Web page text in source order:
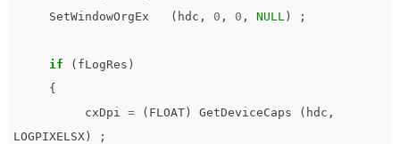
SetWindowOrgEx
( hdc , 0 , 0 , NULL ) ;
if ( fLogRes )
{
cxDpi = ( FLOAT ) GetDeviceCaps ( hdc ,
LOGPIXELSX )
;